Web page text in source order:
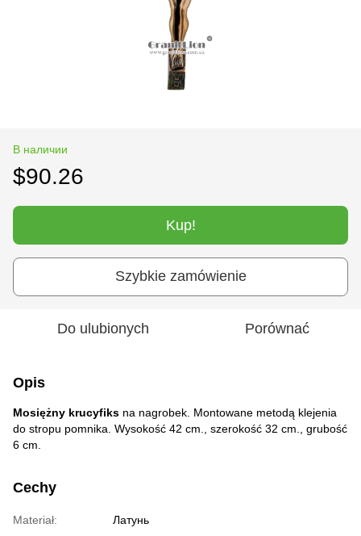
В наличии
$90.26
Kup!
Szybkie zamówienie
Do ulubionych Porównać
Opis
Mosiężny krucyfiks na nagrobek. Montowane metodą klejenia
do stropu pomnika. Wysokość 42 cm., szerokość 32 cm., grubość
6 cm.
Cechy
Materiał:
Латунь